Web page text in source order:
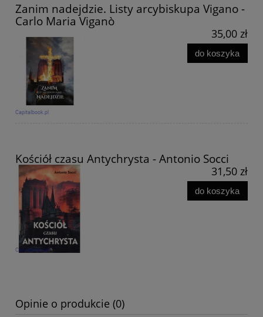
Zanim nadejdzie. Listy arcybiskupa Vigano -
Carlo Maria Viganò
35,00 zł
do koszyka
Kościół czasu Antychrysta - Antonio Socci
31,50 zł
do koszyka
Opinie o produkcie (0)